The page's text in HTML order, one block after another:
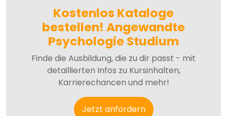
Kostenlos Kataloge
bestellen! Angewandte
Psychologie Studium
Finde die Ausbildung, die zu dir passt - mit
detaillierten Infos zu Kursinhalten,
Karrierechancen und mehr!
Jetzt anfordern